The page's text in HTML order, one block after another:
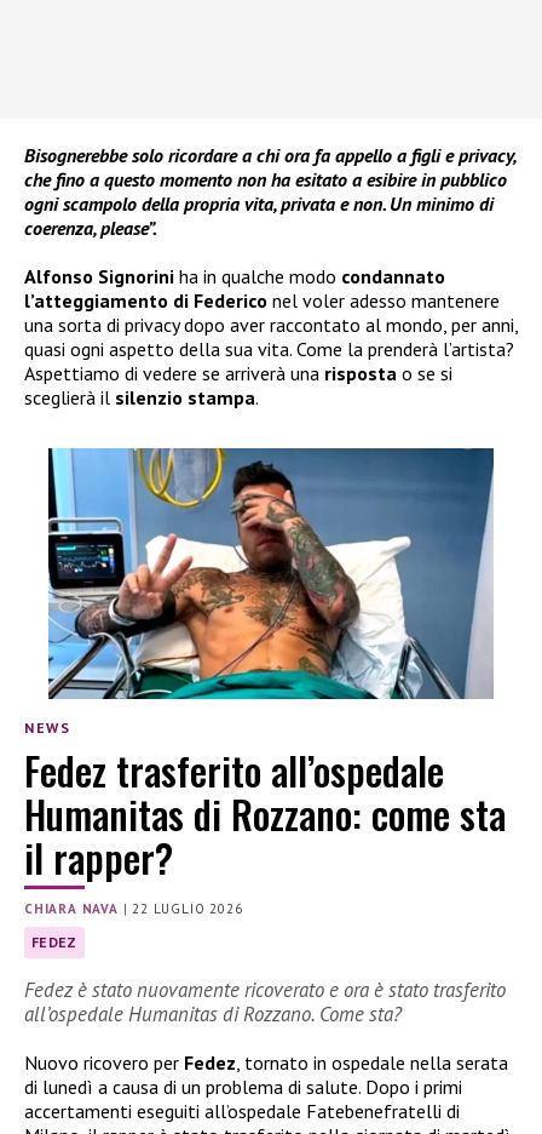
Bisognerebbe solo ricordare a chi ora fa appello a figli e privacy,
che fino a questo momento non ha esitato a esibire in pubblico
ogni scampolo della propria vita, privata e non. Un minimo di
coerenza, please”.
Alfonso Signorini ha in qualche modo condannato
l’atteggiamento di Federico nel voler adesso mantenere
una sorta di privacy dopo aver raccontato al mondo, per anni,
quasi ogni aspetto della sua vita. Come la prenderà l’artista?
Aspettiamo di vedere se arriverà una risposta o se si
sceglierà il silenzio stampa.
NEWS
Fedez trasferito all’ospedale
Humanitas di Rozzano: come sta
il rapper?
CHIARA NAVA | 22 LUGLIO 2026
FEDEZ
Fedez è stato nuovamente ricoverato e ora è stato trasferito
all’ospedale Humanitas di Rozzano. Come sta?
Nuovo ricovero per Fedez, tornato in ospedale nella serata
di lunedì a causa di un problema di salute. Dopo i primi
accertamenti eseguiti all’ospedale Fatebenefratelli di